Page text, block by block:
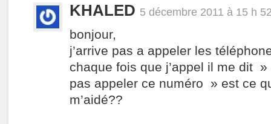
KHALED 5 décembre 2011 à 15 h
bonjour,
j’arrive pas a appeler les
chaque fois que j’appel il me dit
pas appeler ce numéro » est ce
m’aidé??